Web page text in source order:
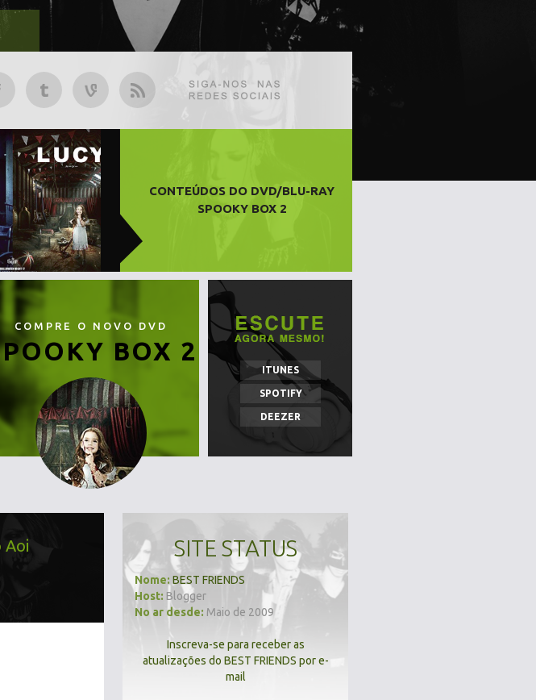
CONTEÚDOS DO DVD/BLU-RAY
SPOOKY BOX 2
COMPRE O NOVO DVD
BOX 2
ITUNES
SPOTIFY
DEEZER
Aoi SITE STATUS
Nome: BEST FRIENDS
Host: Blogger
No ar desde: Maio de 2009
Inscreva-se para receber as
atualizações do BEST FRIENDS por e-
mail